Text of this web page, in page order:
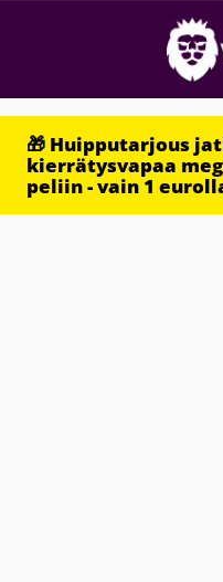
🎁 Huipputarjous
kierrätysvapaa
peliin - vain 1